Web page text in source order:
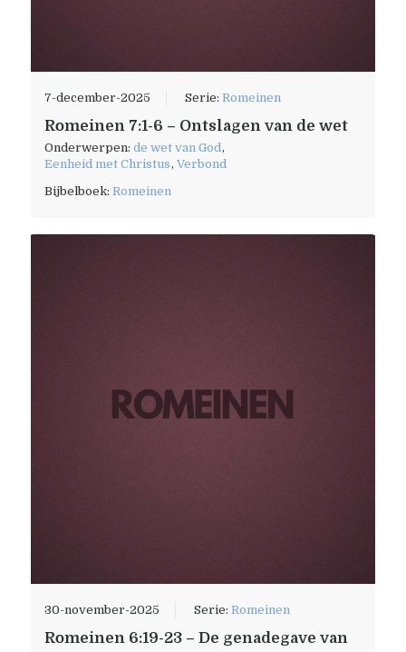
7-december-2025 Serie:Romeinen
Romeinen 7:1-6 – Ontslagen van de wet
Onderwerpen:de wet van God,
Eenheid met Christus,Verbond
Bijbelboek:Romeinen
30-november-2025 Serie:Romeinen
Romeinen 6:19-23 – De genadegave van